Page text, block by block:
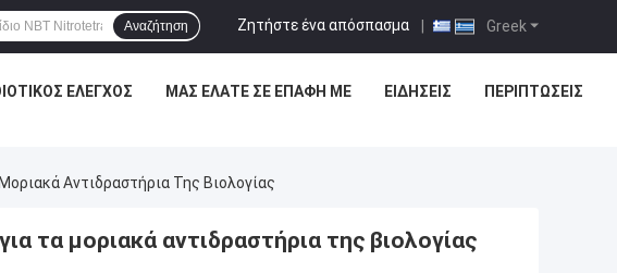
Greek
Ζητήστε ένα απόσπασμα |
Αναζήτηση
ΈΛΕΓΧΟΣ ΜΑΣ ΕΛΆΤΕ ΣΕ ΕΠΑΦΉ ΜΕ ΕΙΔΉΣΕΙΣ ΠΕΡΙΠΤΏΣΕΙΣ
Αντιδραστήρια Της Βιολογίας
τα μοριακά αντιδραστήρια της βιολογίας